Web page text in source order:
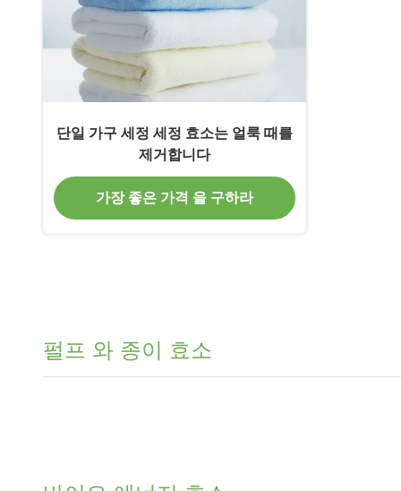
단일 가구 세정 세정 효소는 얼룩 때를
제거합니다
가장 좋은 가격 을 구하라
펄프 와 종이 효소